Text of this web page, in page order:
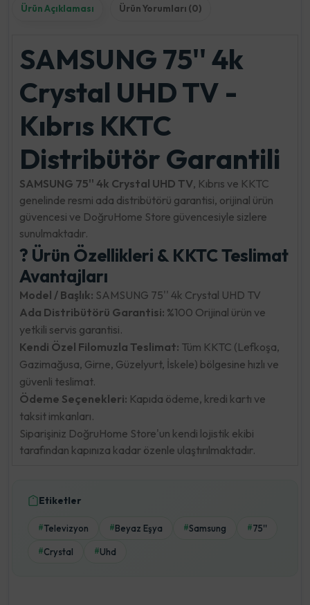
Ürün Açıklaması Ürün Yorumları (0)
SAMSUNG 75'' 4k
Crystal UHD TV -
Kıbrıs KKTC
Distribütör Garantili
SAMSUNG 75'' 4k Crystal UHD TV, Kıbrıs ve KKTC
genelinde resmi ada distribütörü garantisi, orijinal ürün
güvencesi ve DoğruHome Store güvencesiyle sizlere
sunulmaktadır.
? Ürün Özellikleri & KKTC Teslimat
Avantajları
Model / Başlık: SAMSUNG 75'' 4k Crystal UHD TV
Ada Distribütörü Garantisi: %100 Orijinal ürün ve
yetkili servis garantisi.
Kendi Özel Filomuzla Teslimat: Tüm KKTC (Lefkoşa,
Gazimağusa, Girne, Güzelyurt, İskele) bölgesine hızlı ve
güvenli teslimat.
Ödeme Seçenekleri: Kapıda ödeme, kredi kartı ve
taksit imkanları.
Siparişiniz DoğruHome Store'un kendi lojistik ekibi
tarafından kapınıza kadar özenle ulaştırılmaktadır.
Etiketler
#Televizyon #Beyaz Eşya #Samsung #75''
#Crystal #Uhd